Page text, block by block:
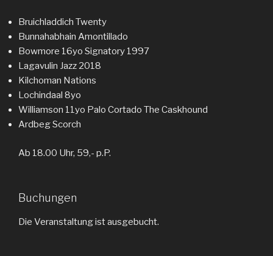
Bruichladdich Twenty
Bunnahabhain Amontillado
Bowmore 16yo Signatory 1997
Lagavulin Jazz 2018
Kilchoman Nations
Lochindaal 8yo
Williamson 11yo Palo Cortado The Caskhound
Ardbeg Scorch
Ab 18.00 Uhr, 59,- p.P.
Buchungen
Die Veranstaltung ist ausgebucht.